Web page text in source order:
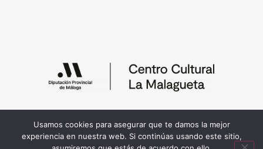
© 2026 Diputación de Málaga
Usamos cookies para asegurar que te damos la mejor
experiencia en nuestra web. Si continúas usando este sitio,